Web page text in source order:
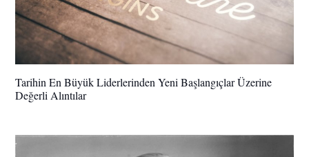
Tarihin En Büyük Liderlerinden Yeni Başlangıçlar Üzerine
Değerli Alıntılar